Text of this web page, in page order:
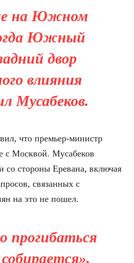
на Южном
Южный
двор
влияния
Мусабеков.
что премьер-министр
с Москвой. Мусабеков
со стороны Еревана, включая
связанных с
на это не пошел.
прогибаться